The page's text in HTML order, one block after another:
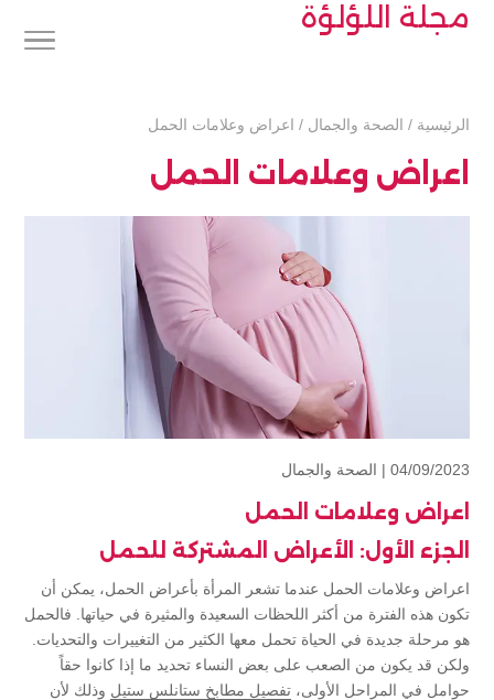
مجلة اللؤلؤة
الرئيسية / الصحة والجمال / اعراض وعلامات الحمل
اعراض وعلامات الحمل
04/09/2023 | الصحة والجمال
اعراض وعلامات الحمل
الجزء الأول: الأعراض المشتركة للحمل
اعراض وعلامات الحمل عندما تشعر المرأة بأعراض الحمل، يمكن أن
تكون هذه الفترة من أكثر اللحظات السعيدة والمثيرة في حياتها. فالحمل
هو مرحلة جديدة في الحياة تحمل معها الكثير من التغييرات والتحديات.
ولكن قد يكون من الصعب على بعض النساء تحديد ما إذا كانوا حقاً
حوامل في المراحل الأولى، تفصيل مطابخ ستانلس ستيل وذلك لأن